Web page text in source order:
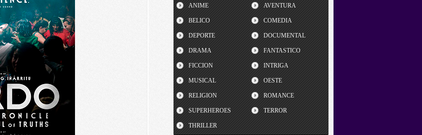
ANIME AVENTURA
BELICO COMEDIA
DEPORTE DOCUMENTAL
DRAMA FANTASTICO
FICCION INTRIGA
MUSICAL OESTE
RELIGION ROMANCE
SUPERHEROES TERROR
THRILLER